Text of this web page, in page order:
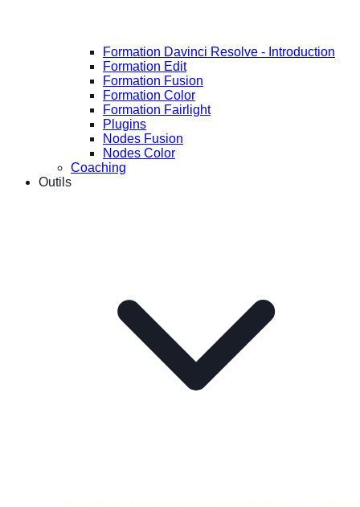
Formation Davinci Resolve - Introduction
Formation Edit
Formation Fusion
Formation Color
Formation Fairlight
Plugins
Nodes Fusion
Nodes Color
Coaching
Outils